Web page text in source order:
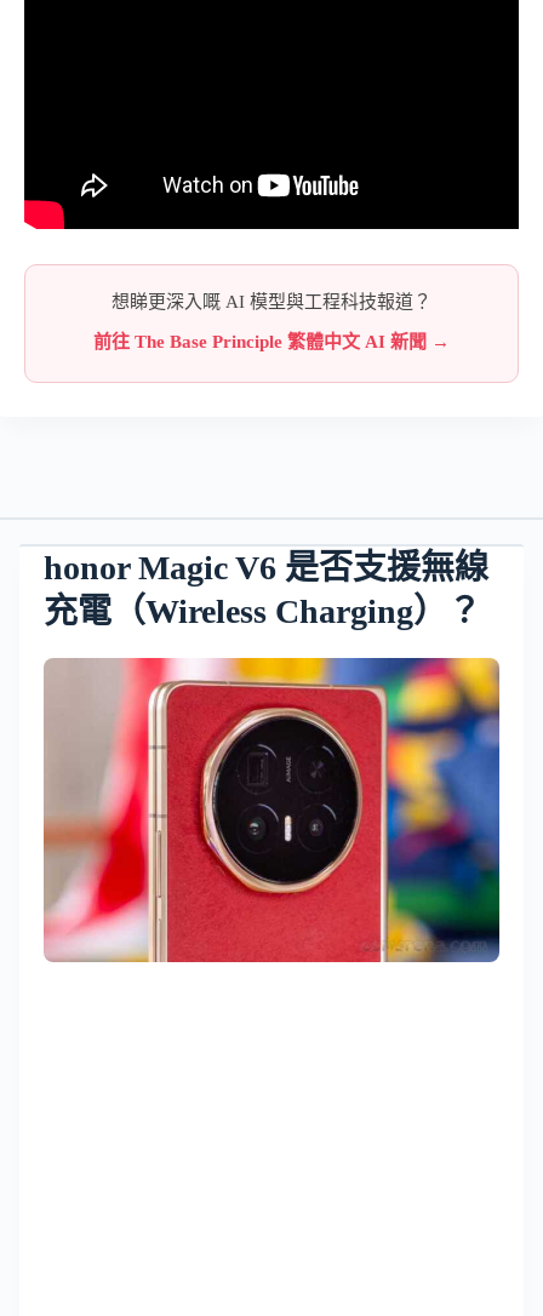
想睇更深入嘅 AI 模型與工程科技報道？
前往 The Base Principle 繁體中文 AI 新聞 →
honor Magic V6 是否支援無線
充電（Wireless Charging）？